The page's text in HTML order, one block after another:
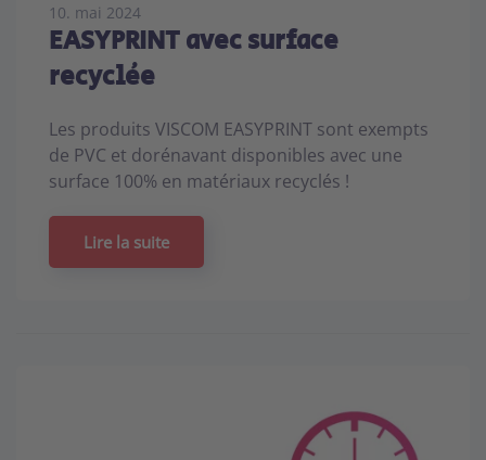
10. mai 2024
EASYPRINT avec surface
recyclée
Les produits VISCOM EASYPRINT sont exempts
de PVC et dorénavant disponibles avec une
surface 100% en matériaux recyclés !
Lire la suite